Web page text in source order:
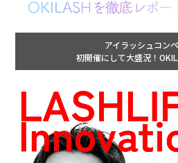
アイラッシュコン
初開催にして大盛況！